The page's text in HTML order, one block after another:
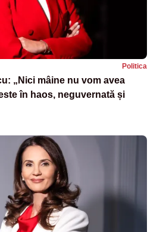
Politica
„Nici mâine nu vom avea
în haos, neguvernată și